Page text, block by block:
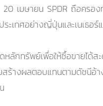
เมษายน SPDR ถือครอ
ทศอย่างญี่ปุ่นและเนเธอร์
ลักทรัพย์เพื่อให้ซื้อขายได้
างผลตอบแทนตามดัชนีอ้า